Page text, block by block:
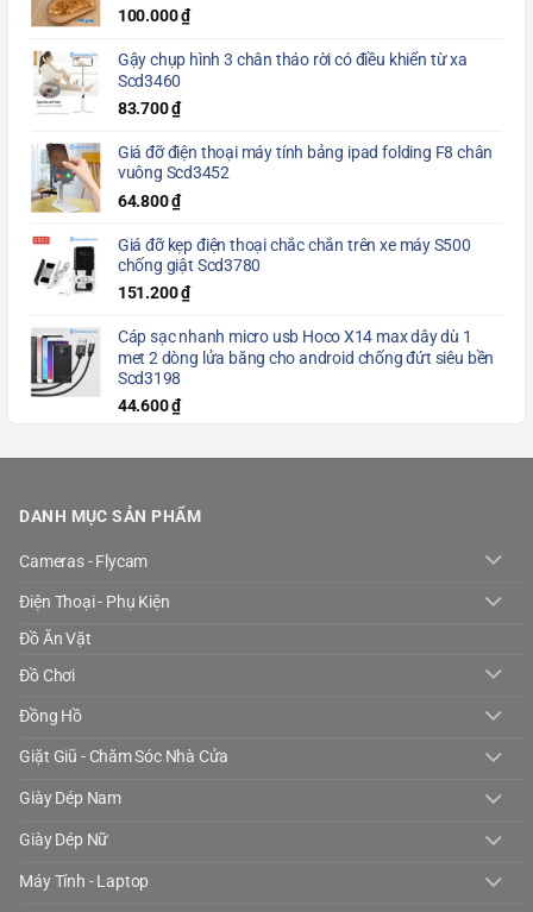
100.000₫
Gậy chụp hình 3 chân tháo rời có điều khiển từ xa
Scd3460
83.700₫
Giá đỡ điện thoại máy tính bảng ipad folding F8 chân
vuông Scd3452
64.800₫
Giá đỡ kẹp điện thoại chắc chắn trên xe máy S500
chống giật Scd3780
151.200₫
Cáp sạc nhanh micro usb Hoco X14 max dây dù 1
met 2 dòng lửa băng cho android chống đứt siêu bền
Scd3198
44.600₫
DANH MỤC SẢN PHẨM
Cameras - Flycam
Điện Thoại - Phụ Kiện
Đồ Ăn Vặt
Đồ Chơi
Đồng Hồ
Giặt Giũ - Chăm Sóc Nhà Cửa
Giày Dép Nam
Giày Dép Nữ
Máy Tính - Laptop